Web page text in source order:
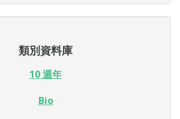
類別資料庫
10 週年
Bio